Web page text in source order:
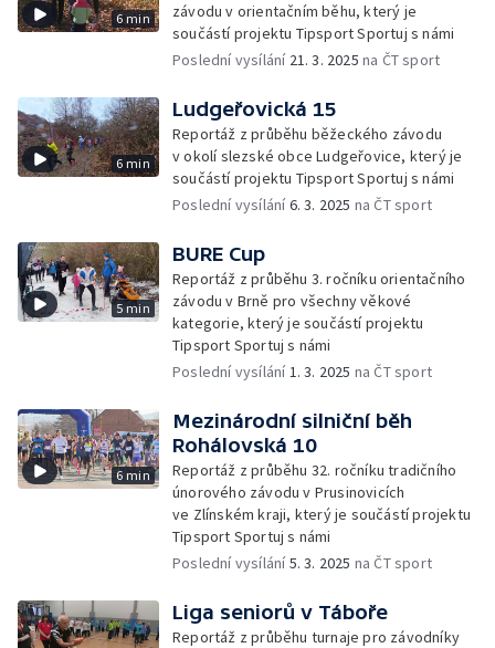
6 min
závodu v orientačním běhu, který je
součástí projektu Tipsport Sportuj s námi
Poslední vysílání 21. 3. 2025 na ČT sport
6 min
Ludgeřovická 15
Reportáž z průběhu běžeckého závodu
v okolí slezské obce Ludgeřovice, který je
součástí projektu Tipsport Sportuj s námi
Poslední vysílání6. 3. 2025 na ČT sport
5 min
BURE Cup
Reportáž z průběhu 3. ročníku orientačního
závodu v Brně pro všechny věkové
kategorie, který je součástí projektu
Tipsport Sportuj s námi
Poslední vysílání1. 3. 2025 na ČT sport
6 min
Mezinárodní silniční běh
Rohálovská 10
Reportáž z průběhu 32. ročníku tradičního
únorového závodu v Prusinovicích
ve Zlínském kraji, který je součástí projektu
Tipsport Sportuj s námi
Poslední vysílání5. 3. 2025 na ČT sport
Liga seniorů v Táboře
Reportáž z průběhu turnaje pro závodníky